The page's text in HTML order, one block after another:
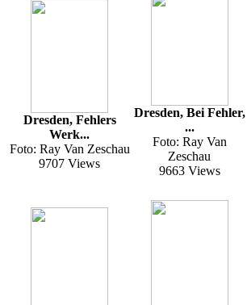
Dresden, Fehlers
Werk...
Foto: Ray Van Zeschau
9707 Views
Dresden, Bei Fehler,
...
Foto: Ray Van
Zeschau
9663 Views